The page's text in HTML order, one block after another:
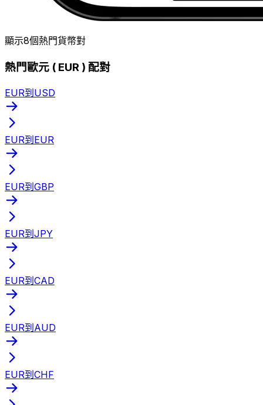
顯示8個熱門貨幣對
熱門歐元 ( EUR ) 配對
EUR到USD
EUR到EUR
EUR到GBP
EUR到JPY
EUR到CAD
EUR到AUD
EUR到CHF